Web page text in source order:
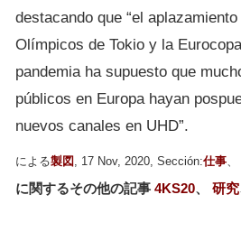
destacando que “el
Olímpicos de Tokio y la
pandemia ha supuesto que
públicos en Europa hayan
nuevos canales en UHD”.
による製図 , 17 Nov, 2020, Sección:仕事
に関するその他の記事 4KS20、 研究